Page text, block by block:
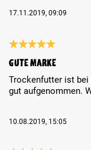
17.11.2019, 09:09
Gute Marke
Trockenfutter ist bei
gut aufgenommen.
10.08.2019, 15:05